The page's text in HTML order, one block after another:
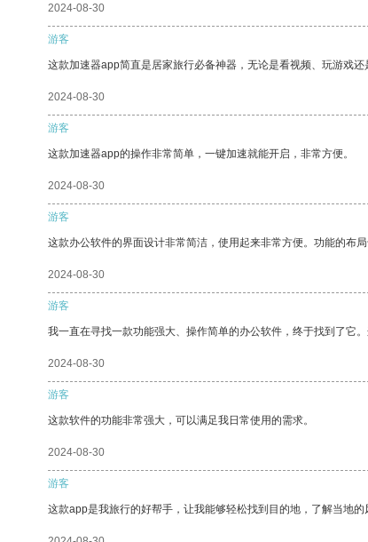
2024-08-30
游客
这款加速器app简直是居家旅行必备神器，无论是看视频、玩游戏
2024-08-30
游客
这款加速器app的操作非常简单，一键加速就能开启，非常方便。
2024-08-30
游客
这款办公软件的界面设计非常简洁，使用起来非常方便。功能的布局
2024-08-30
游客
我一直在寻找一款功能强大、操作简单的办公软件，终于找到了它
2024-08-30
游客
这款软件的功能非常强大，可以满足我日常使用的需求。
2024-08-30
游客
这款app是我旅行的好帮手，让我能够轻松找到目的地，了解当地的